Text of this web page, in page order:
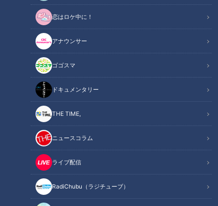
恋はロケ中に！
アナウンサー
ゴゴスマ
ドキュメンタリー
THE TIME,
ニュースコラム
ライブ配信
RadiChubu（ラジチューブ）
この記事を見たあなたへのおすすめ